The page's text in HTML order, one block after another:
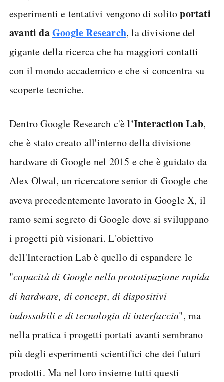
esperimenti e tentativi vengono di solitoportati
avanti daGoogle Research, la divisione del
gigante della ricerca che ha maggiori contatti
con il mondo accademico e che si concentra su
scoperte tecniche.
Dentro Google Research c'èl'Interaction Lab,
che è stato creato all'interno della divisione
hardware di Google nel 2015 e che è guidato da
Alex Olwal, un ricercatore senior di Google che
aveva precedentemente lavorato in Google X, il
ramo semi segreto di Google dove si sviluppano
i progetti più visionari. L'obiettivo
dell'Interaction Lab è quello di espandere le
"capacità di Google nella prototipazione rapida
di hardware, di concept, di dispositivi
indossabili e di tecnologia di interfaccia", ma
nella pratica i progetti portati avanti sembrano
più degli esperimenti scientifici che dei futuri
prodotti. Ma nel loro insieme tutti questi